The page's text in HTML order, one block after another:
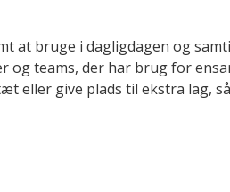
at bruge i dagligdagen og
teams, der har brug for
eller give plads til ekstra lag,